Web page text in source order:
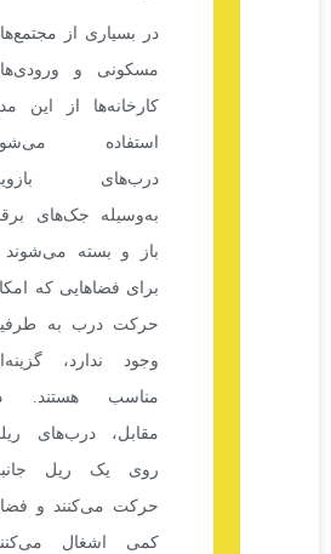
در بسیاری از مجتمع‌های
مسکونی و ورودی‌های
کارخانه‌ها از این مدل
استفاده می‌شود.
درب‌های بازویی
به‌وسیله جک‌های برقی
باز و بسته می‌شوند و
برای فضاهایی که امکان
حرکت درب به طرفین
وجود ندارد، گزینه‌ای
مناسب هستند. در
مقابل، درب‌های ریلی
روی یک ریل جانبی
حرکت می‌کنند و فضای
کمی اشغال می‌کنند.